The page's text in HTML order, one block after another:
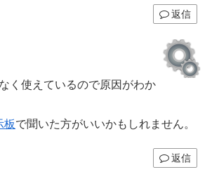
返信
く使えているので原因がわか
板で聞いた方がいいかもしれません。
返信